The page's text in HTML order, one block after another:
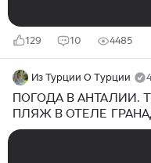
129 10 4485
Из Турции О Турции
ПОГОДА В АНТАЛИИ.
ПЛЯЖ В ОТЕЛЕ